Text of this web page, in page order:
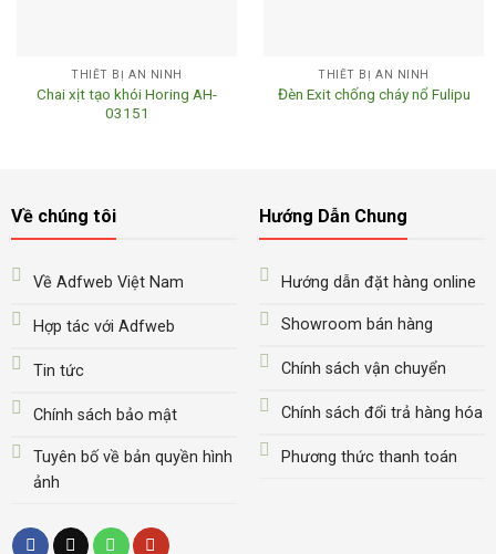
THIẾT BỊ AN NINH
Chai xịt tạo khói Horing AH-
03151
THIẾT BỊ AN NINH
Đèn Exit chống cháy nổ Fulipu
Về chúng tôi
Về Adfweb Việt Nam
Hợp tác với Adfweb
Tin tức
Chính sách bảo mật
Tuyên bố về bản quyền hình
ảnh
Hướng Dẫn Chung
Hướng dẫn đặt hàng online
Showroom bán hàng
Chính sách vận chuyển
Chính sách đổi trả hàng hóa
Phương thức thanh toán